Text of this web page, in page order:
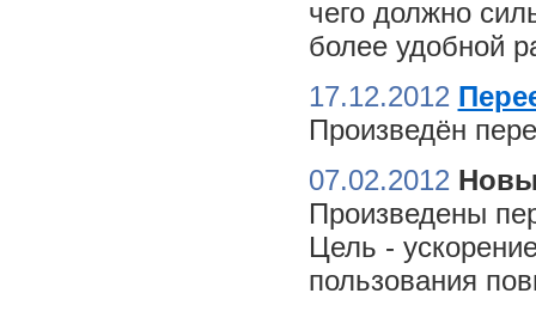
чего должно
более удобной
17.12.2012
Произведён
07.02.2012
Произведены
Цель -
пользования